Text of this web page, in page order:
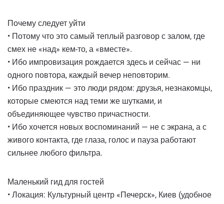
Почему следует уйти
• Потому что это самый теплый разговор с залом, где
смех не «над» кем-то, а «вместе».
• Ибо импровизация рождается здесь и сейчас — ни
одного повтора, каждый вечер неповторим.
• Ибо праздник — это люди рядом: друзья, незнакомцы,
которые смеются над теми же шутками, и
объединяющее чувство причастности.
• Ибо хочется новых воспоминаний — не с экрана, а с
живого контакта, где глаза, голос и пауза работают
сильнее любого фильтра.
Маленький гид для гостей
• Локация: Культурный центр «Печерск», Киев (удобное